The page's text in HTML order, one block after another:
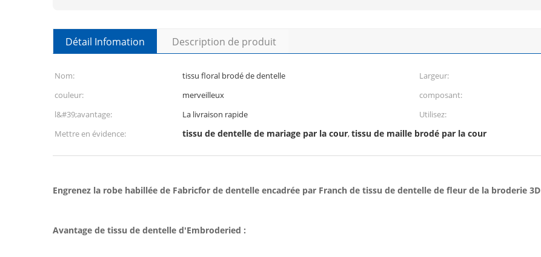
Détail Infomation Description de produit
Nom: tissu floral brodé de dentelle Largeur:
couleur:
merveilleux composant:
l&#39;avantage:
La livraison rapide Utilisez:
Mettre en évidence:
tissu de dentelle de mariage par la cour,tissu de maille brodé par la cour
Engrenez la robe habillée de Fabricfor de dentelle encadrée par Franch de tissu de dentelle de fleur de la broderie 3D
Avantage de tissu de dentelle d'Embroderied :